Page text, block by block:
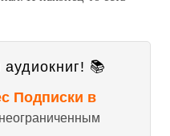
📚
Подписки в